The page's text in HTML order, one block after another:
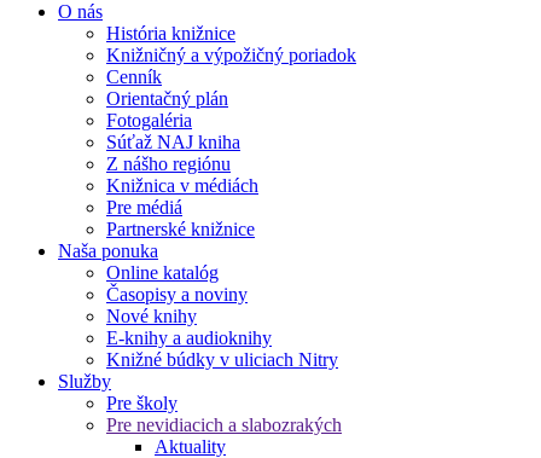
O nás
História knižnice
Knižničný a výpožičný poriadok
Cenník
Orientačný plán
Fotogaléria
Súťaž NAJ kniha
Z nášho regiónu
Knižnica v médiách
Pre médiá
Partnerské knižnice
Naša ponuka
Online katalóg
Časopisy a noviny
Nové knihy
E-knihy a audioknihy
Knižné búdky v uliciach Nitry
Služby
Pre školy
Pre nevidiacich a slabozrakých
Aktuality